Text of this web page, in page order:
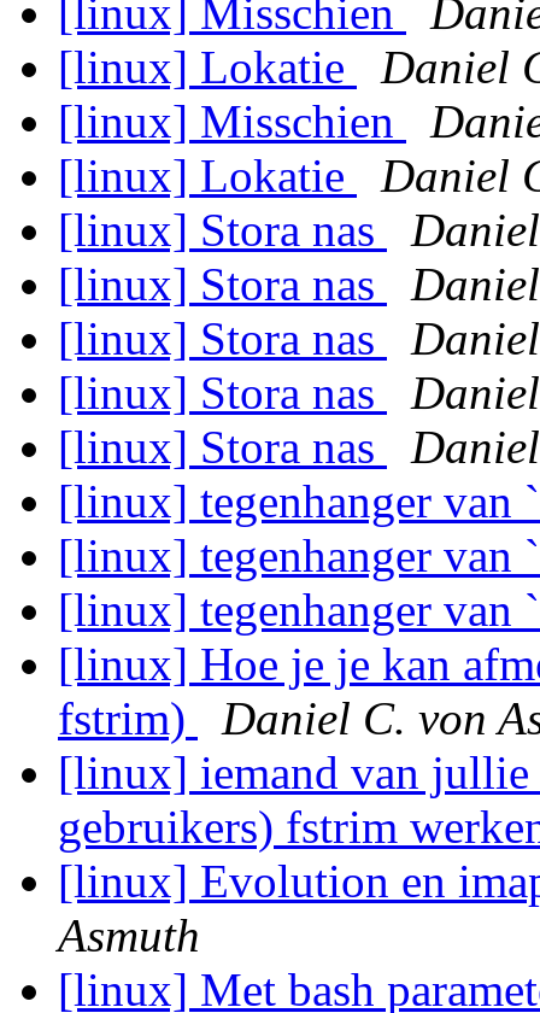
[linux] Misschien
[linux] Lokatie
Daniel
[linux] Misschien
[linux] Lokatie
Daniel
[linux] Stora nas
[linux] Stora nas
[linux] Stora nas
[linux] Stora nas
[linux] Stora nas
[linux] tegenhanger van
[linux] tegenhanger van
[linux] tegenhanger van
[linux] Hoe je je kan
fstrim)
Daniel C. von
[linux] iemand van
gebruikers) fstrim
[linux] Evolution en
Asmuth
[linux] Met bash